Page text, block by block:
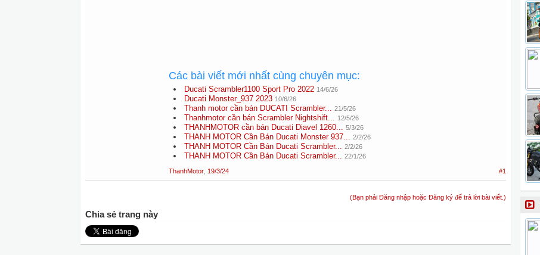
Các bài viết mới nhất cùng chuyên mục:
Ducati Scrambler1100 Sport Pro 2022 14/6/26
Ducati Monster_937 2023 10/6/26
Thanh motor cần bán DUCATI Scrambler... 21/5/26
Thanhmotor cần bán Scrambler Nightshift... 12/5/26
THANHMOTOR cần bán Ducati Diavel 1260... 5/3/26
THANH MOTOR Cần Bán Ducati Monster 937... 2/2/26
THANH MOTOR Cần Bán Ducati Scrambler... 2/2/26
THANH MOTOR Cần Bán Ducati Scrambler... 22/1/26
ThanhMotor 19/3/24 #1
(Bạn phải Đăng nhập hoặc Đăng ký để trả lời bài viết.)
Chia sẻ trang này